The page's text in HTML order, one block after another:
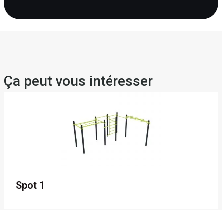
Ça peut vous intéresser
Spot 1